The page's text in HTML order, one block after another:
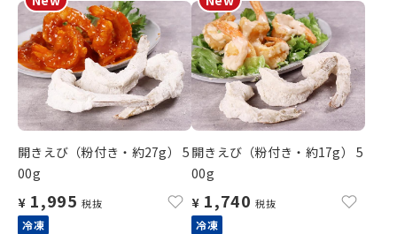
開きえび（粉付き・約27g） 5
00g
¥ 1,995 税抜
冷凍
開きえび（粉付き・約17g） 5
00g
¥ 1,740 税抜
冷凍